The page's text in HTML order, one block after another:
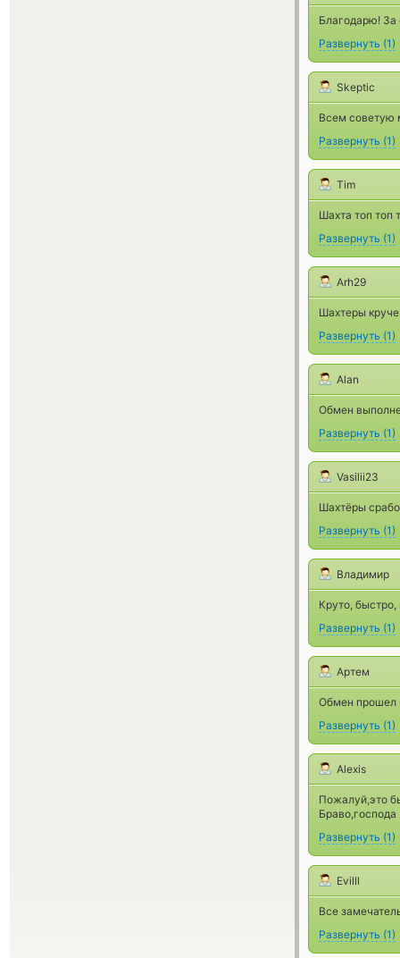
Благодарю! За
Развернуть (1)
Skeptic
Всем советую
Развернуть (1)
Tim
Шахта топ топ
Развернуть (1)
Arh29
Шахтеры круче
Развернуть (1)
Alan
Обмен
Развернуть (1)
Vasilii23
Шахтёры
Развернуть (1)
Владимир
Круто,
Развернуть (1)
Артем
Обмен прошел
Развернуть (1)
Alexis
Пожалуй,это
Браво,господа
Развернуть (1)
Evilll
Все
Развернуть (1)